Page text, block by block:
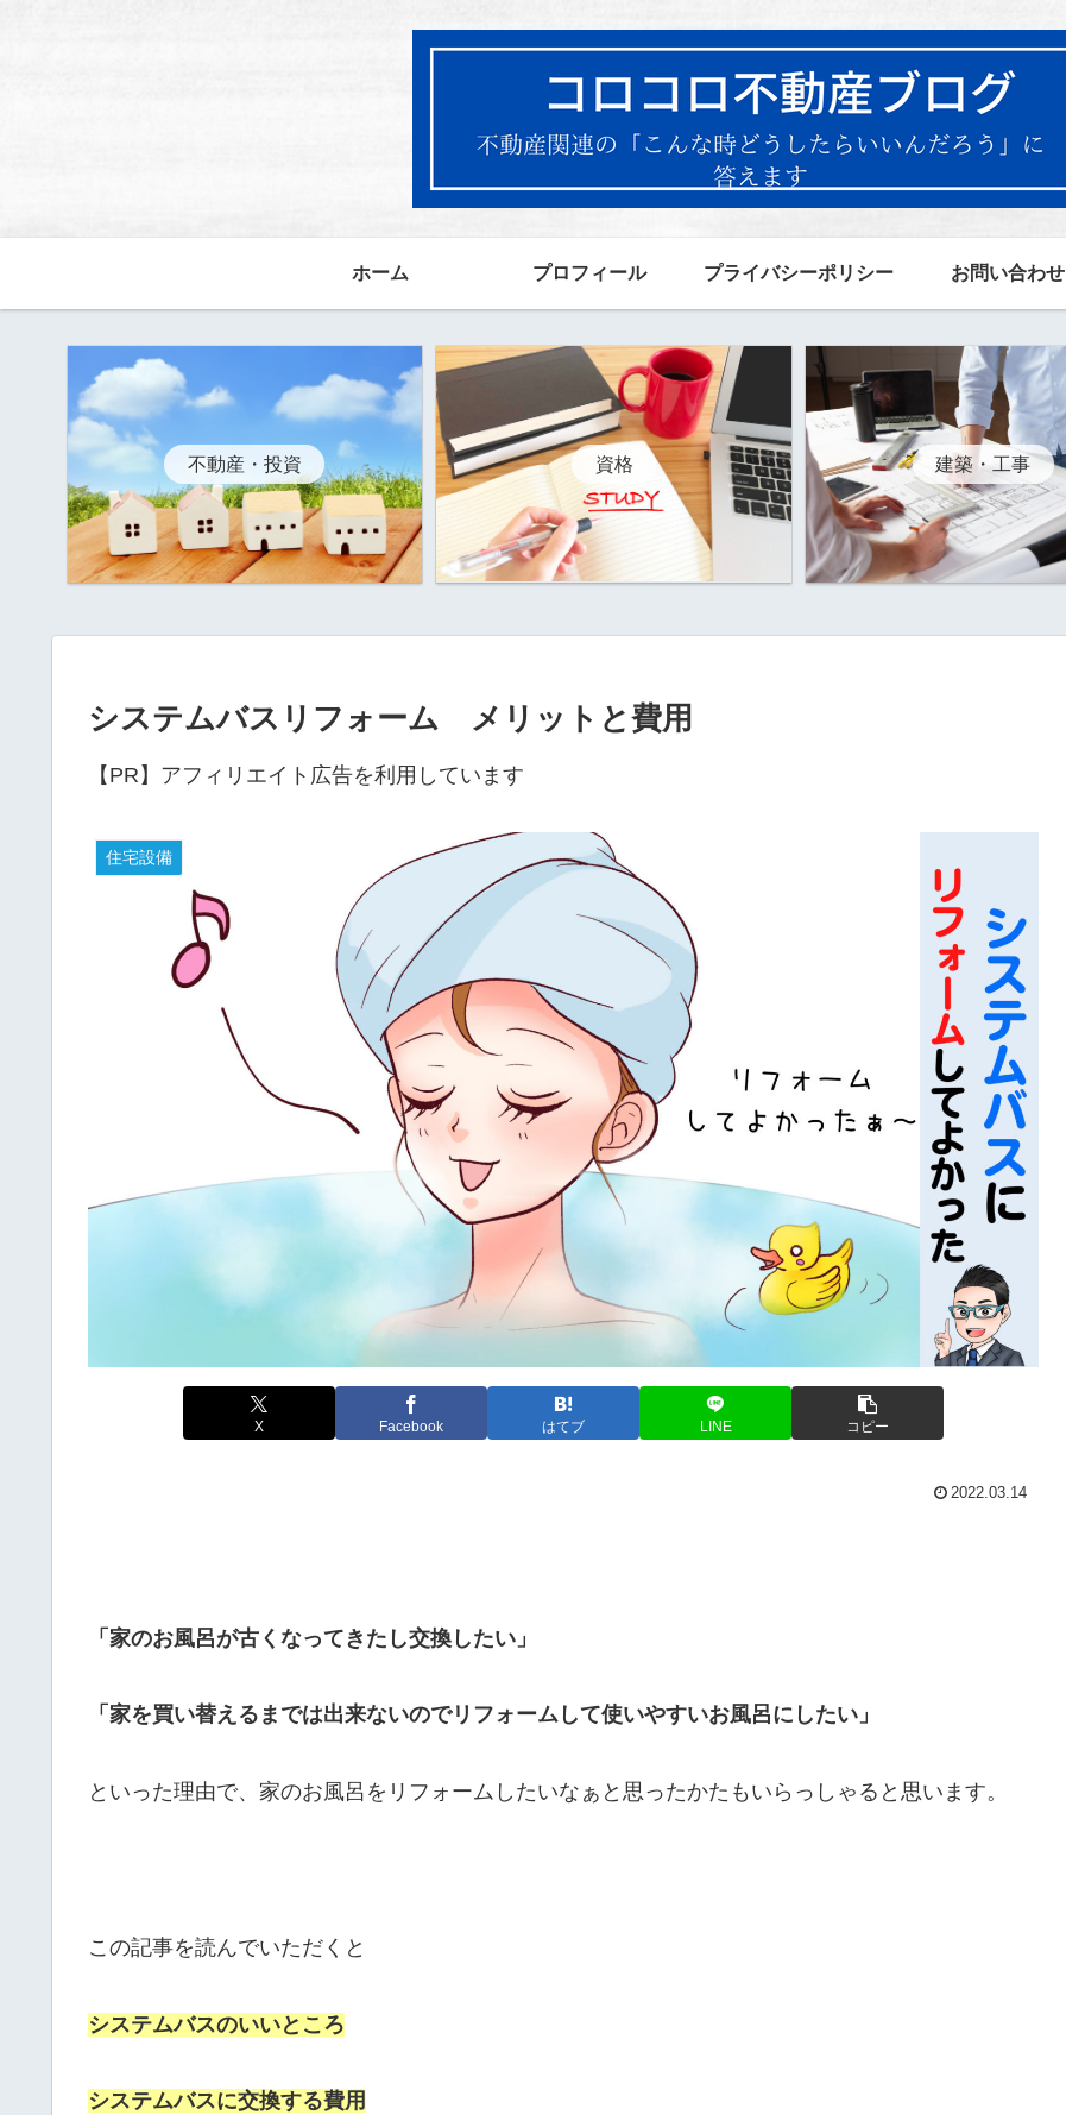
ホーム プロフィール プライバシーポリシー お問い合わせ
不動産・投資 資格 建築・工事
システムバスリフォーム メリットと費用
【PR】アフィリエイト広告を利用しています
住宅設備
X Facebook はてブ LINE コピー
2022.03.14
「家のお風呂が古くなってきたし交換したい」
「家を買い替えるまでは出来ないのでリフォームして使いやすいお風呂にしたい」
といった理由で、家のお風呂をリフォームしたいなぁと思ったかたもいらっしゃると思います。
この記事を読んでいただくと
システムバスのいいところ
システムバスに交換する費用